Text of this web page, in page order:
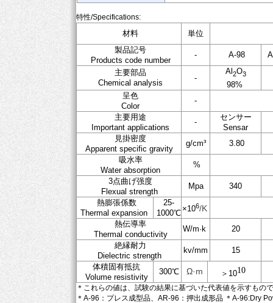
特性/Specifications:
材料
単位
製品記号
Products code number
- A-98
主要部品
Chemical analysis
-
Al 2O3
98%
呈色
Color
-
主要用途
Important applications
-
センサー
Sensar
見掛密度
Apparent specific gravity
g/cm³
3.80
吸水率
Water absorption
%
3点曲げ强度
Flexual strength
Mpa
340
熱膨張係数
Thermal expansion
25-
1000℃ ×106/K
熱伝導率
Thermal conductivity
W/m·k
20
絶縁耐力
Dielectric strength
kv/mm
15
体積固有抵抗
Volume resistivity
300℃ Ω·m ＞1010
＊これらの値は、試験の結果に基づいた代表値を示すも
＊A-96：プレス成型品、AR-96：押出成形品 ＊A-96:Dry